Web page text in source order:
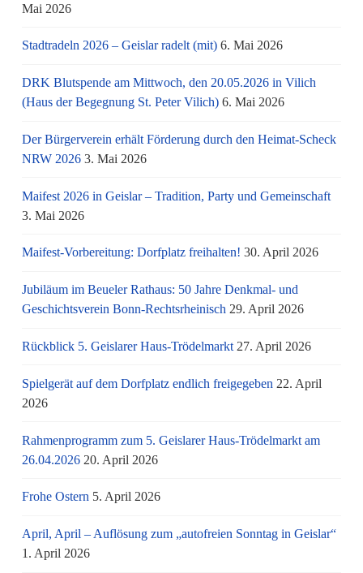
Mai 2026
Stadtradeln 2026 – Geislar radelt (mit) 6. Mai 2026
DRK Blutspende am Mittwoch, den 20.05.2026 in Vilich
(Haus der Begegnung St. Peter Vilich) 6. Mai 2026
Der Bürgerverein erhält Förderung durch den Heimat-Scheck
NRW 2026 3. Mai 2026
Maifest 2026 in Geislar – Tradition, Party und Gemeinschaft
3. Mai 2026
Maifest-Vorbereitung: Dorfplatz freihalten! 30. April 2026
Jubiläum im Beueler Rathaus: 50 Jahre Denkmal- und
Geschichtsverein Bonn-Rechtsrheinisch 29. April 2026
Rückblick 5. Geislarer Haus-Trödelmarkt 27. April 2026
Spielgerät auf dem Dorfplatz endlich freigegeben 22. April
2026
Rahmenprogramm zum 5. Geislarer Haus-Trödelmarkt am
26.04.2026 20. April 2026
Frohe Ostern 5. April 2026
April, April – Auflösung zum „autofreien Sonntag in Geislar“
1. April 2026